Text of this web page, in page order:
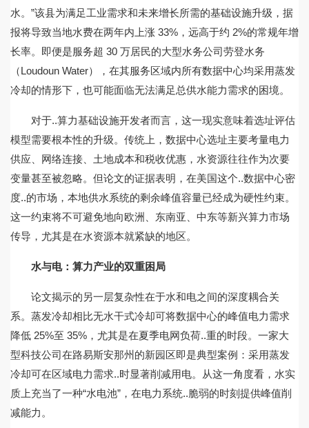
水。”该县为满足工业需求和未来增长所需的基础设施升级，据
报将导致当地水费在两年内上涨 33%，远高于约 2%的常规年增
长率。即便是服务超 30 万居民的大型水务公司劳登水务
（Loudoun Water），在其服务区域内所有数据中心均采用蒸发
冷却的情形下，也可能面临无法满足总供水能力需求的困境。
对于..算力基础设施开发者而言，这一现实意味着选址评估
模型需要根本性的升级。传统上，数据中心选址主要考量电力
供应、网络连接、土地成本和税收优惠，水资源往往作为次要
变量甚至被忽略。但论文的证据表明，在美国这个..数据中心密
度..的市场，本地供水系统的剩余峰值容量已经成为硬性约束。
这一约束将不可避免地向欧洲、东南亚、中东等新兴算力市场
传导，尤其是在水资源本就紧缺的地区。
水与电：算力产业的双重困局
论文揭示的另一层复杂性在于水和电之间的深度耦合关
系。蒸发冷却相比无水干式冷却可将数据中心的峰值电力需求
降低 25%至 35%，尤其是在夏季电网负荷..重的时段。一家大
型科技公司在路易斯安那州的新园区即是典型案例：采用蒸发
冷却可在区域电力需求..时显著削减用电。从这一角度看，水实
质上充当了一种“水电池”，在电力系统..脆弱的时刻提供峰值削
减能力。